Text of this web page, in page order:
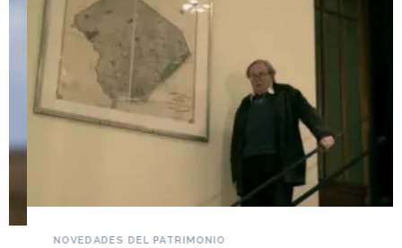
NOVEDADES DEL PATRIMONIO